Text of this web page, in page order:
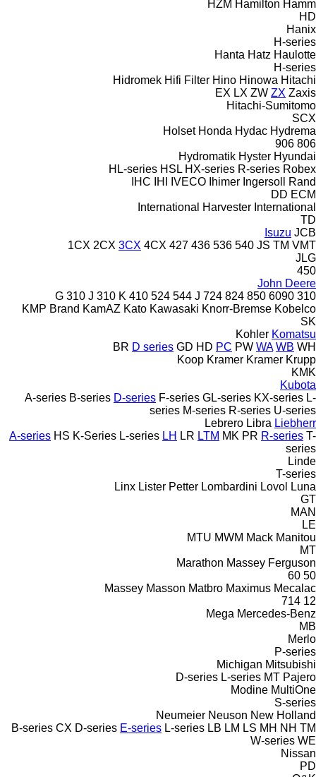
HZM Hamilton Hamm
HD
Hanix
H-series
Hanta Hatz Haulotte
H-series
Hidromek Hifi Filter Hino Hinowa Hitachi
EX LX ZW ZX Zaxis
Hitachi-Sumitomo
SCX
Holset Honda Hydac Hydrema
806
906
Hydromatik Hyster Hyundai
HL-series HSL HX-series R-series Robex
IHC
IHI IVECO Ihimer Ingersoll Rand
DD ECM
International Harvester International
TD
Isuzu JCB
1CX 2CX 3CX 4CX 427 436 536 540 JS TM VMT
JLG
450
John Deere
310 G
310 J 310 K 410 524 544 J 724 824 850 6090
KMP Brand KamAZ Kato Kawasaki Knorr-Bremse Kobelco
SK
Kohler Komatsu
BR D series GD HD PC PW WA WB WH
Koop Kramer Kramer Krupp
KMK
Kubota
A-series B-series D-series F-series GL-series KX-series L-
series M-series R-series U-series
Lebrero Libra Liebherr
A-series HS K-Series L-series LH LR LTM MK PR R-series T-
series
Linde
T-series
Linx Lister Petter Lombardini Lovol
Luna
GT
MAN
LE
MTU MWM Mack Manitou
MT
Marathon Massey Ferguson
50
60
Massey Masson Matbro Maximus Mecalac
12
714
Mega Mercedes-Benz
MB
Merlo
P-series
Michigan Mitsubishi
D-series L-series MT Pajero
Modine MultiOne
S-series
Neumeier Neuson New Holland
B-series CX D-series E-series L-series LB LM LS MH NH TM
W-series WE
Nissan
PD